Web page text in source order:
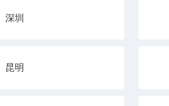
深圳
昆明